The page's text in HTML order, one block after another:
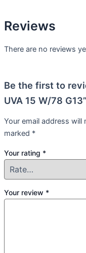
Reviews
There are no reviews
Be the first to
UVA 15 W/78 G13”
Your email address will
marked *
Your rating *
Your review *